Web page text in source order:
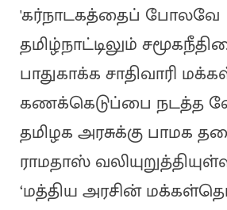
'கர்நாடகத்தைப் போலவே
தமிழ்நாட்டிலும்
பாதுகாக்க சாதிவாரி
கணக்கெடுப்பை நடத்த
தமிழக அரசுக்கு பாமக
ராமதாஸ்
‘மத்திய அரசின்